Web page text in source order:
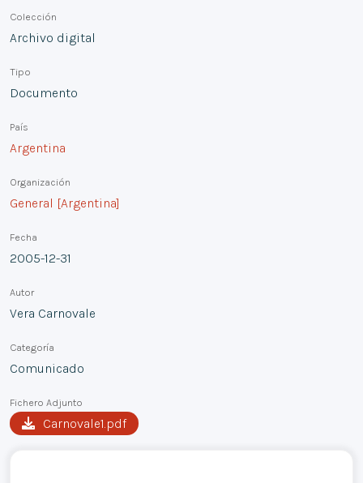
Colección
Archivo digital
Tipo
Documento
País
Argentina
Organización
General [Argentina]
Fecha
2005-12-31
Autor
Vera Carnovale
Categoría
Comunicado
Fichero Adjunto
Carnovale1.pdf